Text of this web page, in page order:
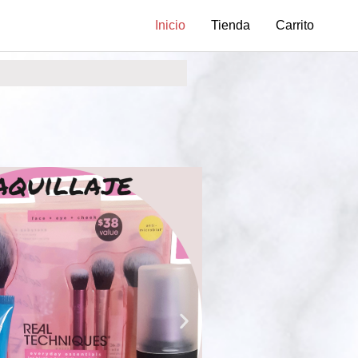
Inicio Tienda Carrito